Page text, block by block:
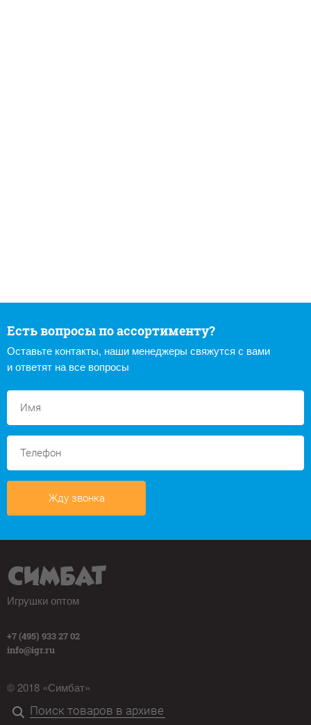
Есть вопросы по ассортименту?
Оставьте контакты, наши менеджеры свяжутся с вами
и ответят на все вопросы
Жду звонка
Игрушки оптом
+7 (495) 933 27 02
info@igr.ru
© 2018 «Симбат»